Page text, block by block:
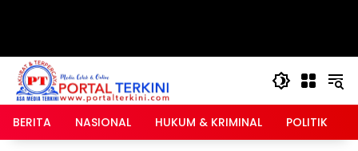
BERITA NASIONAL HUKUM & KRIMINAL POLITIK